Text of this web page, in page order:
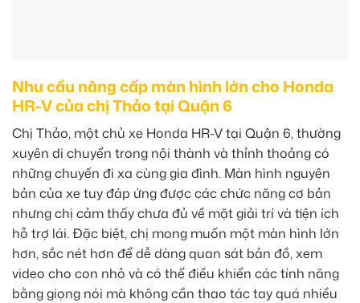
Nhu cầu nâng cấp màn hình lớn cho Honda
HR-V của chị Thảo tại Quận 6
Chị Thảo, một chủ xe Honda HR-V tại Quận 6, thường
xuyên di chuyển trong nội thành và thỉnh thoảng có
những chuyến đi xa cùng gia đình. Màn hình nguyên
bản của xe tuy đáp ứng được các chức năng cơ bản
nhưng chị cảm thấy chưa đủ về mặt giải trí và tiện ích
hỗ trợ lái. Đặc biệt, chị mong muốn một màn hình lớn
hơn, sắc nét hơn để dễ dàng quan sát bản đồ, xem
video cho con nhỏ và có thể điều khiển các tính năng
bằng giọng nói mà không cần thao tác tay quá nhiều